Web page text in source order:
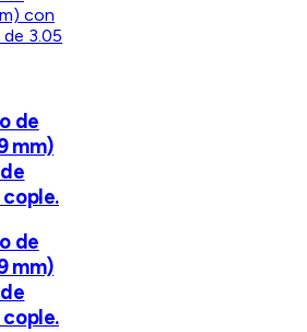
de
mm)
cople.
de
mm)
cople.